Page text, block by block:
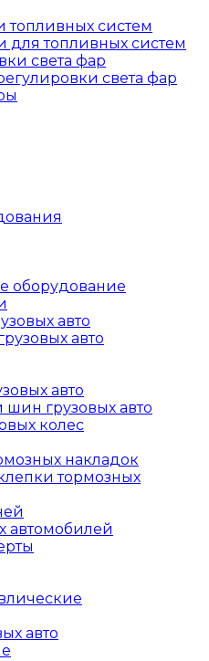
топливных систем
топливных систем
света фар
света фар
оборудование
авто
авто
авто
грузовых авто
колес
накладок
тормозных
автомобилей
авто